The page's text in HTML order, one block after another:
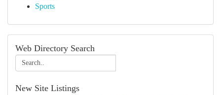
Sports
Web Directory Search
New Site Listings